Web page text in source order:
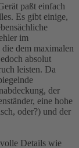
paßt einfach
Es gibt einige,
im
dem maximalen
absolut
leisten. Da
der
eine hohe
oder?) und der
Details wie